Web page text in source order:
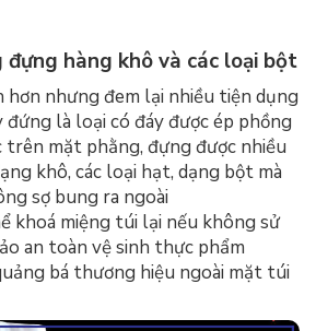
đựng hàng khô và các loại bột
hơn nhưng đem lại nhiều tiện dụng
đứng là loại có đáy được ép phồng
trên mặt phằng, đựng được nhiều
khô, các loại hạt, dạng bột mà
sợ bung ra ngoài
khoá miệng túi lại nếu không sử
an toàn vệ sinh thực phẩm
bá thương hiệu ngoài mặt túi